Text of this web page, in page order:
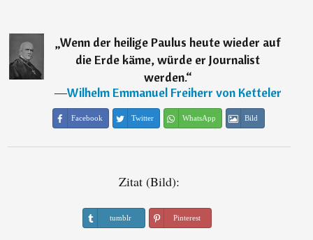
„Wenn der heilige Paulus heute wieder auf
die Erde käme, würde er Journalist
werden.“
―Wilhelm Emmanuel Freiherr von Ketteler
Facebook Twitter WhatsApp Bild
Zitat (Bild):
tumblr Pinterest